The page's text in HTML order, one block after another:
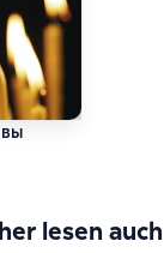
0 на основе 0 оценок
lesen auch